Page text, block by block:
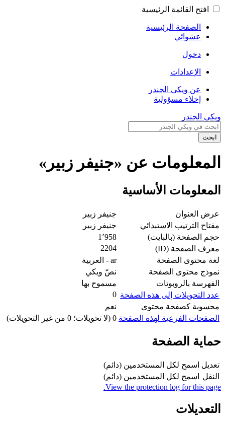
افتح القائمة الرئيسية
الصفحة الرئيسية
عشوائي
دخول
الإعدادات
عن ويكي الجندر
إخلاء مسؤولية
ويكي الجندر
ابحث
المعلومات عن «جنيفر زبير»
المعلومات الأساسية
عرض العنوان
جنيفر زبير
مفتاح الترتيب الاستبدائي
جنيفر زبير
حجم الصفحة (بالبايت)
1٬958
معرف الصفحة (ID)
2204
لغة محتوى الصفحة
ar - العربية
نموذج محتوى الصفحة
نصّ ويكي
الفهرسة بالروبوتات
مسموح بها
عدد التحويلات إلى هذه الصفحة 0
محسوبة كصفحة محتوى
نعم
الصفحات الفرعية لهذه الصفحة 0 (لا تحويلات؛ 0 من غير التحويلات)
حماية الصفحة
تعديل اسمح لكل المستخدمين (دائم)
النقل
اسمح لكل المستخدمين (دائم)
View the protection log for this page.
التعديلات